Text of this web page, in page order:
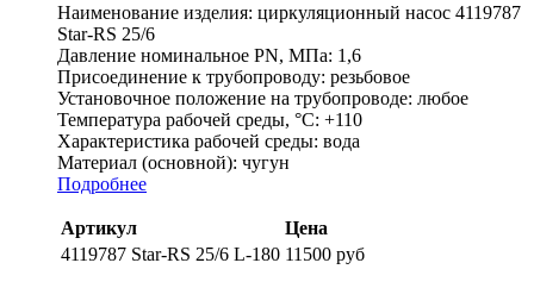
Наименование изделия: циркуляционный насос 4119787
Star-RS 25/6
Давление номинальное PN, МПа: 1,6
Присоединение к трубопроводу: резьбовое
Установочное положение на трубопроводе: любое
Температура рабочей среды, °С: +110
Характеристика рабочей среды: вода
Материал (основной): чугун
Подробнее
Артикул
Цена
4119787 Star-RS 25/6 L-180 11500 руб